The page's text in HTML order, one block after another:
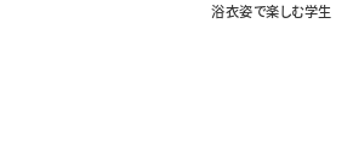
浴衣姿で楽しむ学生